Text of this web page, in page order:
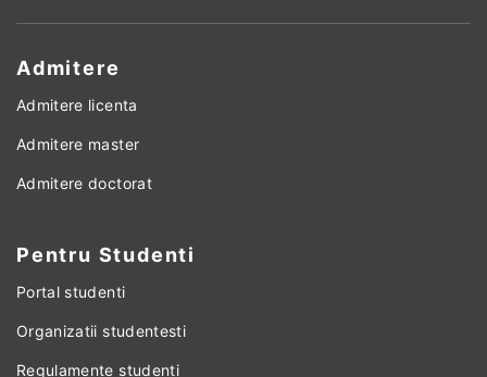
Admitere
Admitere licenta
Admitere master
Admitere doctorat
Pentru Studenti
Portal studenti
Organizatii studentesti
Regulamente studenti